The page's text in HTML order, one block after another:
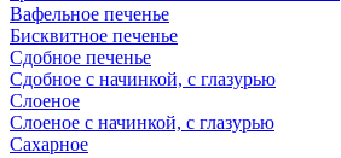
Вафельное печенье
Бисквитное печенье
Сдобное печенье
Сдобное с начинкой, с глазурью
Слоеное
Слоеное с начинкой, с глазурью
Сахарное